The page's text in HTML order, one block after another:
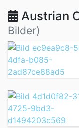
Austrian
Bilder)